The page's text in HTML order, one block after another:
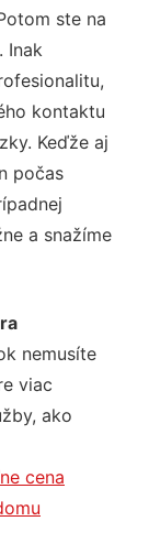
ste na
Inak
kontaktu
Keďže aj
počas
a snažíme
nemusíte
viac
ako
cena